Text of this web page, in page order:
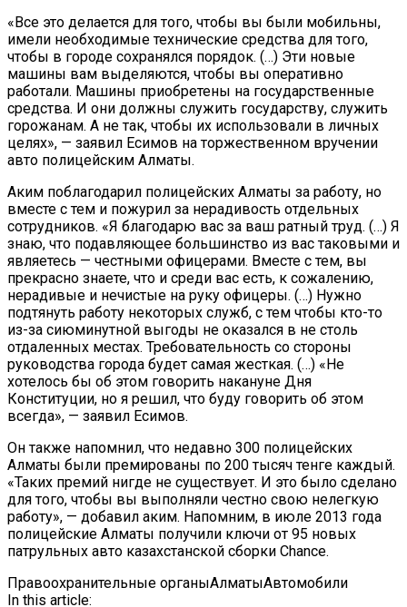
«Все это делается для того, чтобы вы были мобильны,
имели необходимые технические средства для того,
чтобы в городе сохранялся порядок. (…) Эти новые
машины вам выделяются, чтобы вы оперативно
работали. Машины приобретены на государственные
средства. И они должны служить государству, служить
горожанам. А не так, чтобы их использовали в личных
целях», — заявил Есимов на торжественном вручении
авто полицейским Алматы.
Аким поблагодарил полицейских Алматы за работу, но
вместе с тем и пожурил за нерадивость отдельных
сотрудников. «Я благодарю вас за ваш ратный труд. (…) Я
знаю, что подавляющее большинство из вас таковыми и
являетесь — честными офицерами. Вместе с тем, вы
прекрасно знаете, что и среди вас есть, к сожалению,
нерадивые и нечистые на руку офицеры. (…) Нужно
подтянуть работу некоторых служб, с тем чтобы кто-то
из-за сиюминутной выгоды не оказался в не столь
отдаленных местах. Требовательность со стороны
руководства города будет самая жесткая. (…) «Не
хотелось бы об этом говорить накануне Дня
Конституции, но я решил, что буду говорить об этом
всегда», — заявил Есимов.
Он также напомнил, что недавно 300 полицейских
Алматы были премированы по 200 тысяч тенге каждый.
«Таких премий нигде не существует. И это было сделано
для того, чтобы вы выполняли честно свою нелегкую
работу», — добавил аким. Напомним, в июле 2013 года
полицейские Алматы получили ключи от 95 новых
патрульных авто казахстанской сборки Chance.
Правоохранительные органыАлматыАвтомобили
In this article: